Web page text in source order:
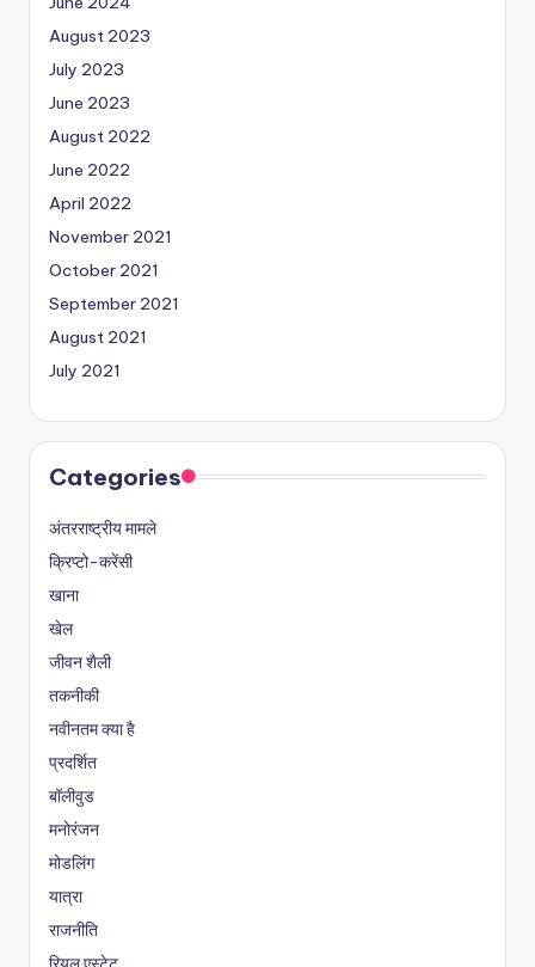
August 2023
July 2023
June 2023
August 2022
June 2022
April 2022
November 2021
October 2021
September 2021
August 2021
July 2021
Categories
अंतरराष्ट्रीय मामले
क्रिप्टो-करेंसी
खाना
खेल
जीवन शैली
तकनीकी
नवीनतम क्या है
प्रदर्शित
बॉलीवुड
मनोरंजन
मोडलिंग
यात्रा
राजनीति